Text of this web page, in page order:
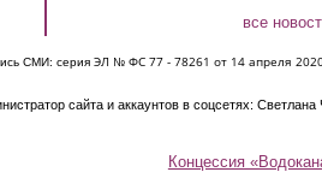
все
СМИ: серия ЭЛ № ФС 77 - 78261 от 14 апреля
сайта и аккаунтов в соцсетях: Светлана
Концессия